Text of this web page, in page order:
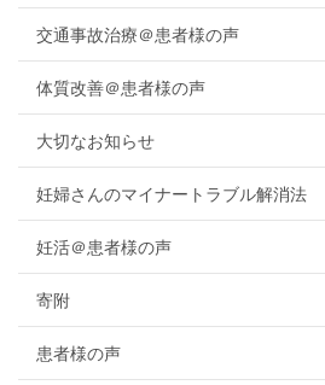
交通事故治療＠患者様の声
体質改善＠患者様の声
大切なお知らせ
妊婦さんのマイナートラブル解消法
妊活＠患者様の声
寄附
患者様の声